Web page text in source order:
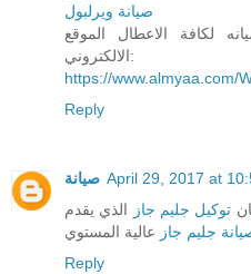
صيانة ويرلبول
لكافة الاعطال الموقع
الالكتروني:
https://www.almyaa.com/
Reply
صيانة April 29, 2017 at
توكيل جليم جاز
الذي يقدم
جليم جاز عالية المستوي
Reply